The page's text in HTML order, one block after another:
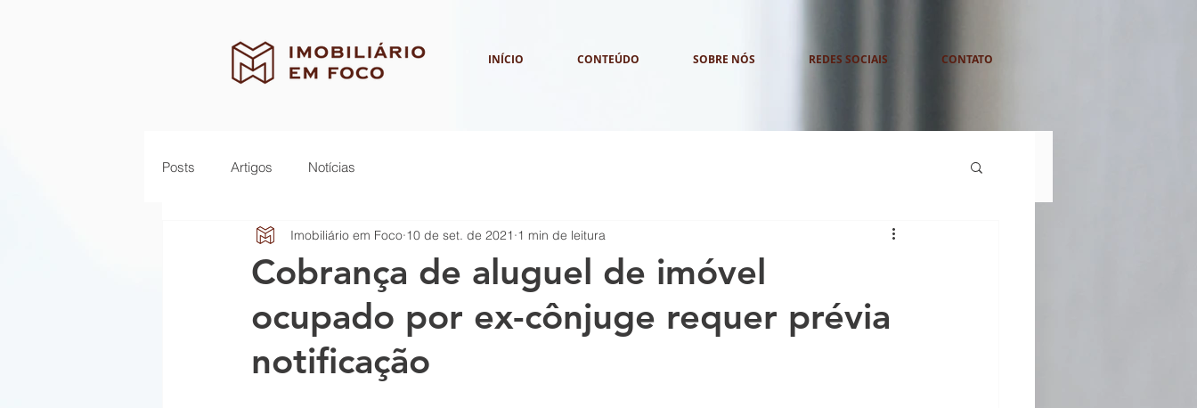
INÍCIO CONTEÚDO SOBRE NÓS REDES SOCIAIS CONTATO
Posts Artigos Notícias
Cobrança de aluguel de imóvel
ocupado por ex-cônjuge requer prévia
notificação
Imobiliário em Foco 10 de set. de 2021 1 min de leitura